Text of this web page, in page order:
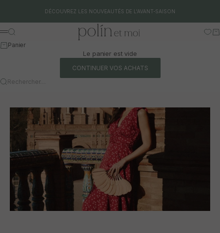
DÉCOUVREZ LES NOUVEAUTÉS DE L'AVANT-SAISON
Polín et moi
Menu
Rechercher
Panier
Le panier est vide
CONTINUER VOS ACHATS
Rechercher…